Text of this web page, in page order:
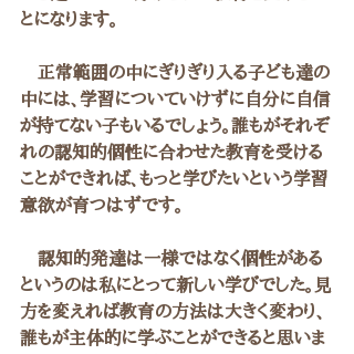
とになります。
正常範囲の中にぎりぎり入る子ども達の
中には、学習についていけずに自分に自信
が持てない子もいるでしょう。誰もがそれぞ
れの認知的個性に合わせた教育を受ける
ことができれば、もっと学びたいという学習
意欲が育つはずです。
認知的発達は一様ではなく個性がある
というのは私にとって新しい学びでした。見
方を変えれば教育の方法は大きく変わり、
誰もが主体的に学ぶことができると思いま